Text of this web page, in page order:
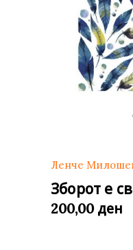
Ленче
Зборот е
200,00 ден